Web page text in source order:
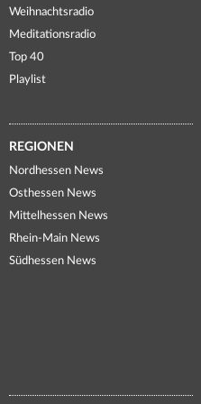
Weihnachtsradio
Meditationsradio
Top 40
Playlist
REGIONEN
Nordhessen News
Osthessen News
Mittelhessen News
Rhein-Main News
Südhessen News